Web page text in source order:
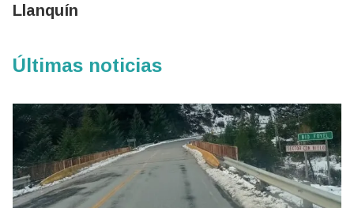
Llanquín
Últimas noticias